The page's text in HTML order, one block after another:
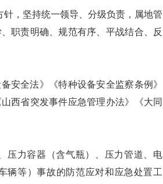
针，坚持统一领导、分级负责，属地管
职责明确、规范有序、平战结合、反
安全法》《特种设备安全监察条例》
西省突发事件应急管理办法》《大同
压力容器（含气瓶）、压力管道、电
辆等）事故的防范应对和应急处置工